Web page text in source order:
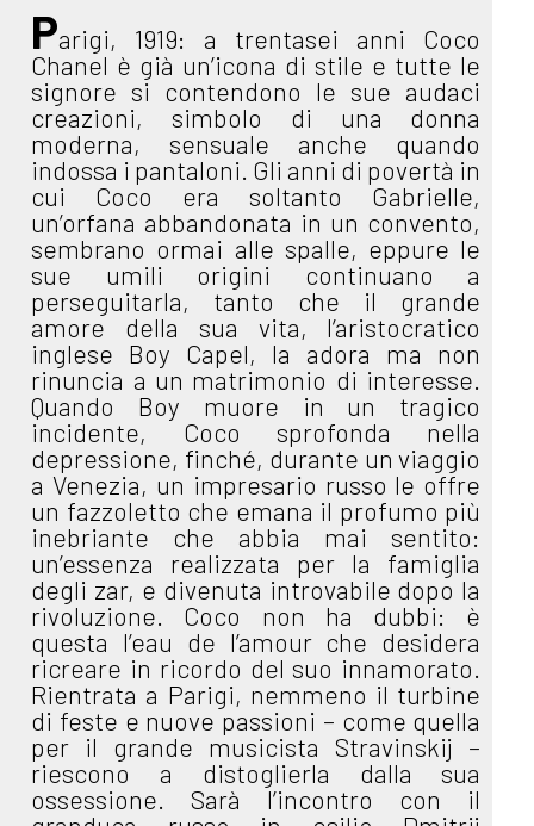
Parigi, 1919: a trentasei anni Coco
Chanel è già un’icona di stile e tutte le
signore si contendono le sue audaci
creazioni, simbolo di una donna
moderna, sensuale anche quando
indossa i pantaloni. Gli anni di povertà in
cui Coco era soltanto Gabrielle,
un’orfana abbandonata in un convento,
sembrano ormai alle spalle, eppure le
sue umili origini continuano a
perseguitarla, tanto che il grande
amore della sua vita, l’aristocratico
inglese Boy Capel, la adora ma non
rinuncia a un matrimonio di interesse.
Quando Boy muore in un tragico
incidente, Coco sprofonda nella
depressione, finché, durante un viaggio
a Venezia, un impresario russo le offre
un fazzoletto che emana il profumo più
inebriante che abbia mai sentito:
un’essenza realizzata per la famiglia
degli zar, e divenuta introvabile dopo la
rivoluzione. Coco non ha dubbi: è
questa l’eau de l’amour che desidera
ricreare in ricordo del suo innamorato.
Rientrata a Parigi, nemmeno il turbine
di feste e nuove passioni – come quella
per il grande musicista Stravinskij –
riescono a distoglierla dalla sua
ossessione. Sarà l’incontro con il